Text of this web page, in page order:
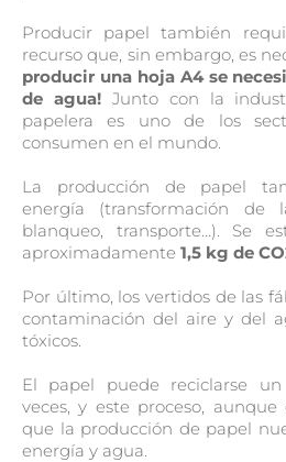
Producir papel también
recurso que, sin embargo, es
producir una hoja A4 se
de agua!Junto con la
papelera es uno de los
consumen en el mundo.
La producción de papel
energía (transformación de
blanqueo, transporte…). Se
aproximadamente 1,5 kg de
Por último, los vertidos de las
contaminación del aire y del
tóxicos.
El papel puede reciclarse
veces, y este proceso,
que la producción de papel
energía y agua.